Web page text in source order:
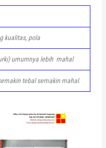
kualitas, pola
umumnya lebih mahal
tebal semakin mahal.